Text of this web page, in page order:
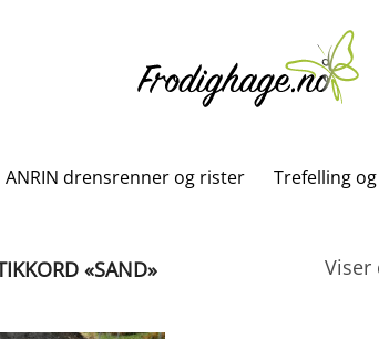
ANRIN drensrenner og rister Trefelling
«SAND» Viser